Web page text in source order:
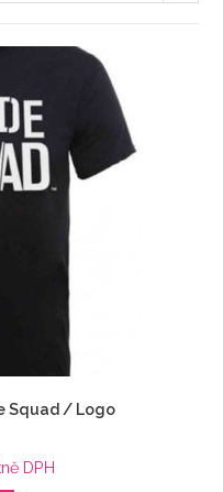
Squad / Logo
DPH